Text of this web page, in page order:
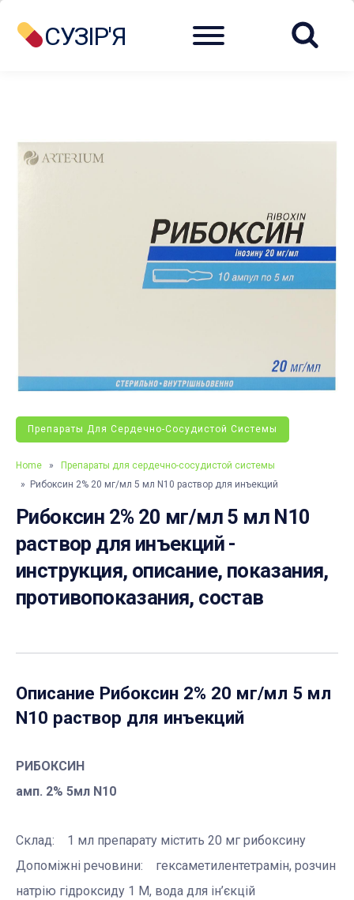
СУЗІР'Я Menu
Препараты Для Сердечно-Сосудистой Системы
Home »
Препараты для сердечно-сосудистой системы
» Рибоксин 2% 20 мг/мл 5 мл N10 раствор для инъекций
Рибоксин 2% 20 мг/мл 5 мл N10
раствор для инъекций -
инструкция, описание, показания,
противопоказания, состав
Описание Рибоксин 2% 20 мг/мл 5 мл
N10 раствор для инъекций
РИБОКСИН
амп. 2% 5мл N10
Склад: 1 мл препарату містить 20 мг рибоксину
Допоміжні речовини: гексаметилентетрамін, розчин
натрію гідроксиду 1 М, вода для ін’єкцій